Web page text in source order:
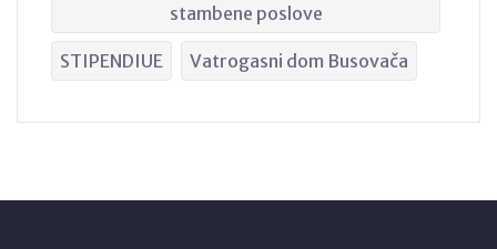
stambene poslove
STIPENDIUE Vatrogasni dom Busovača